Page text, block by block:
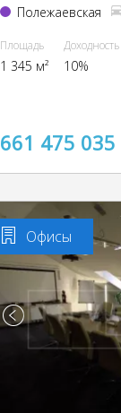
Полежаевская
Площадь
1 345 м²
Доходность
10%
661 475 035
Офисы